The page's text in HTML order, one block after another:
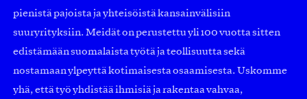
pienistä pajoista ja yhteisöistä kansainvälisiin
suuryrityksiin. Meidät on perustettu yli 100 vuotta sitten
edistämään suomalaista työtä ja teollisuutta sekä
nostamaan ylpeyttä kotimaisesta osaamisesta. Uskomme
yhä, että työ yhdistää ihmisiä ja rakentaa vahvaa,